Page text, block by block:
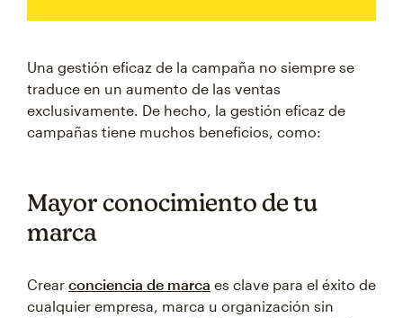
Una gestión eficaz de la campaña no siempre se
traduce en un aumento de las ventas
exclusivamente. De hecho, la gestión eficaz de
campañas tiene muchos beneficios, como:
Mayor conocimiento de tu
marca
Crear conciencia de marca es clave para el éxito de
cualquier empresa, marca u organización sin